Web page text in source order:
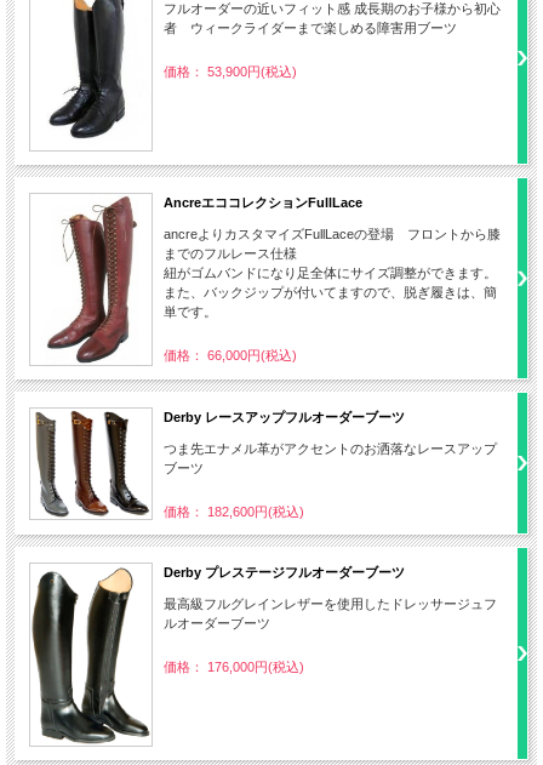
フルオーダーの近いフィット感 成長期のお子様から初心
者 ウィークライダーまで楽しめる障害用ブーツ
価格： 53,900円(税込)
AncreエココレクションFullLace
ancreよりカスタマイズFullLaceの登場 フロントから膝
までのフルレース仕様
紐がゴムバンドになり足全体にサイズ調整ができます。
また、バックジップが付いてますので、脱ぎ履きは、簡
単です。
価格： 66,000円(税込)
Derby レースアップフルオーダーブーツ
つま先エナメル革がアクセントのお洒落なレースアップ
ブーツ
価格： 182,600円(税込)
Derby プレステージフルオーダーブーツ
最高級フルグレインレザーを使用したドレッサージュフ
ルオーダーブーツ
価格： 176,000円(税込)